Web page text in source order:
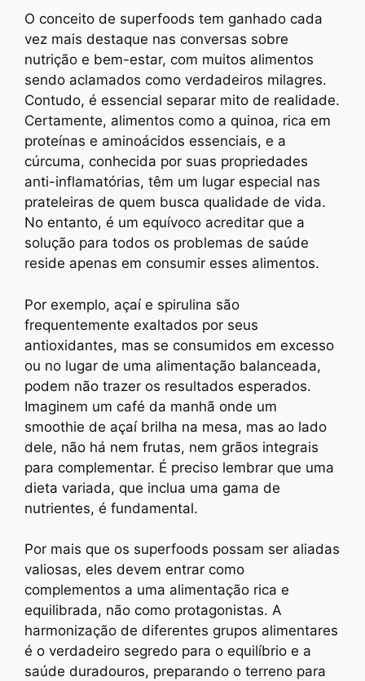
O conceito de superfoods tem ganhado cada
vez mais destaque nas conversas sobre
nutrição e bem-estar, com muitos alimentos
sendo aclamados como verdadeiros milagres.
Contudo, é essencial separar mito de realidade.
Certamente, alimentos como a quinoa, rica em
proteínas e aminoácidos essenciais, e a
cúrcuma, conhecida por suas propriedades
anti-inflamatórias, têm um lugar especial nas
prateleiras de quem busca qualidade de vida.
No entanto, é um equívoco acreditar que a
solução para todos os problemas de saúde
reside apenas em consumir esses alimentos.
Por exemplo, açaí e spirulina são
frequentemente exaltados por seus
antioxidantes, mas se consumidos em excesso
ou no lugar de uma alimentação balanceada,
podem não trazer os resultados esperados.
Imaginem um café da manhã onde um
smoothie de açaí brilha na mesa, mas ao lado
dele, não há nem frutas, nem grãos integrais
para complementar. É preciso lembrar que uma
dieta variada, que inclua uma gama de
nutrientes, é fundamental.
Por mais que os superfoods possam ser aliadas
valiosas, eles devem entrar como
complementos a uma alimentação rica e
equilibrada, não como protagonistas. A
harmonização de diferentes grupos alimentares
é o verdadeiro segredo para o equilíbrio e a
saúde duradouros, preparando o terreno para